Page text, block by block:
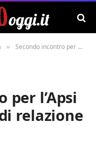
» Secondo incontro per l’Apsi Fasano: si parla di relazione ragazzi-genitori
per l’Apsi
relazione